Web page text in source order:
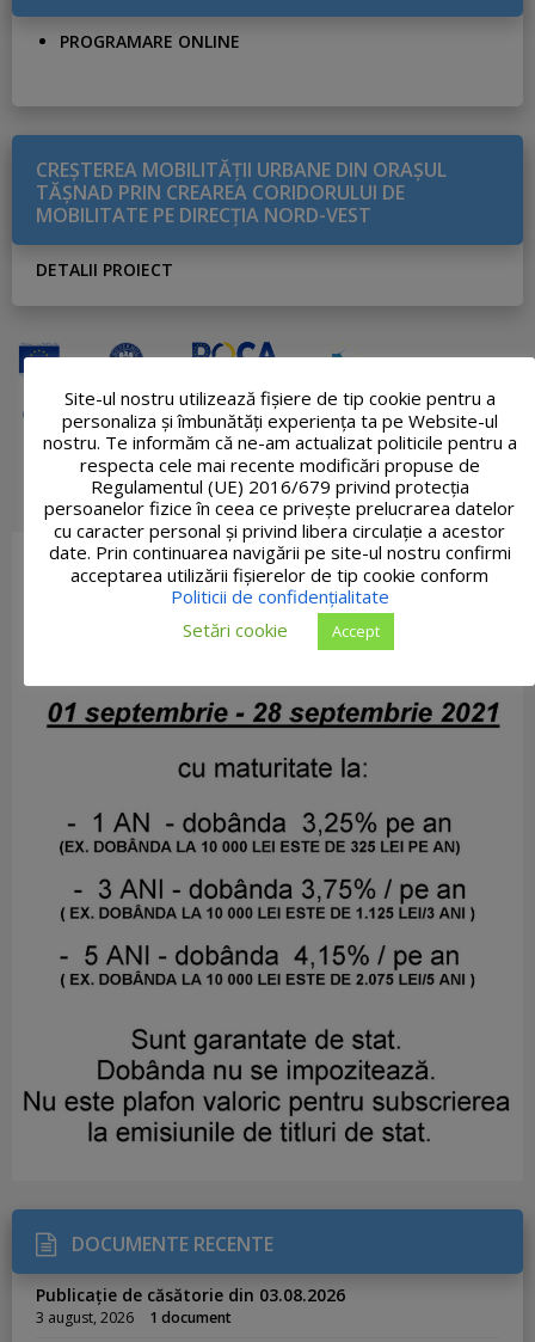
PROGRAMARE ONLINE
CREŞTEREA MOBILITĂŢII URBANE DIN ORAŞUL
TĂŞNAD PRIN CREAREA CORIDORULUI DE
MOBILITATE PE DIRECŢIA NORD-VEST
DETALII PROIECT
DOCUMENTE RECENTE
Publicație de căsătorie din 03.08.2026
3 august, 2026 1 document
Site-ul nostru utilizează fişiere de tip cookie pentru a
personaliza și îmbunătăți experiența ta pe Website-ul
nostru. Te informăm că ne-am actualizat politicile pentru a
respecta cele mai recente modificări propuse de
Regulamentul (UE) 2016/679 privind protecția
persoanelor fizice în ceea ce privește prelucrarea datelor
cu caracter personal și privind libera circulație a acestor
date. Prin continuarea navigării pe site-ul nostru confirmi
acceptarea utilizării fişierelor de tip cookie conform
Politicii de confidențialitate
Setări cookie
Accept